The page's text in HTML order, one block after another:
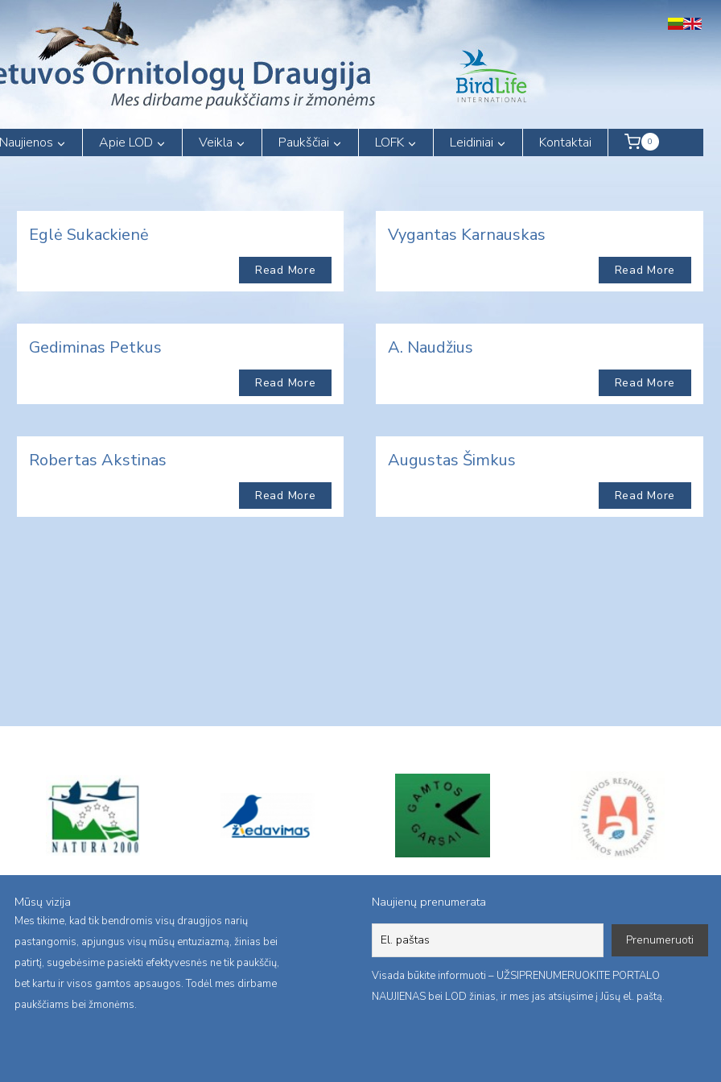
Naujienos Apie LOD Veikla Paukščiai LOFK Leidiniai Kontaktai 0
Eglė Sukackienė
Read More
Vygantas Karnauskas
Read More
Gediminas Petkus
Read More
A. Naudžius
Read More
Robertas Akstinas
Read More
Augustas Šimkus
Read More
Mūsų vizija
Mes tikime, kad tik bendromis visų draugijos narių
pastangomis, apjungus visų mūsų entuziazmą, žinias bei
patirtį, sugebėsime pasiekti efektyvesnės ne tik paukščių,
bet kartu ir visos gamtos apsaugos. Todėl mes dirbame
paukščiams bei žmonėms.
Naujienų prenumerata
Visada būkite informuoti – UŽSIPRENUMERUOKITE PORTALO
NAUJIENAS bei LOD žinias, ir mes jas atsiųsime į Jūsų el. paštą.